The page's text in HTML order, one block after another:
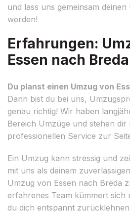
und lass uns gemeinsam
werden!
Erfahrungen:
Essen nach Breda
Du planst einen Umzug von
Dann bist du bei uns,
genau richtig! Wir haben
Bereich Umzüge und stehen dir
professionellen Service zur
Ein Umzug kann stressig und
mit uns als deinem
Umzug von Essen nach Breda
erfahrenes Team kümmert sich
du dich entspannt